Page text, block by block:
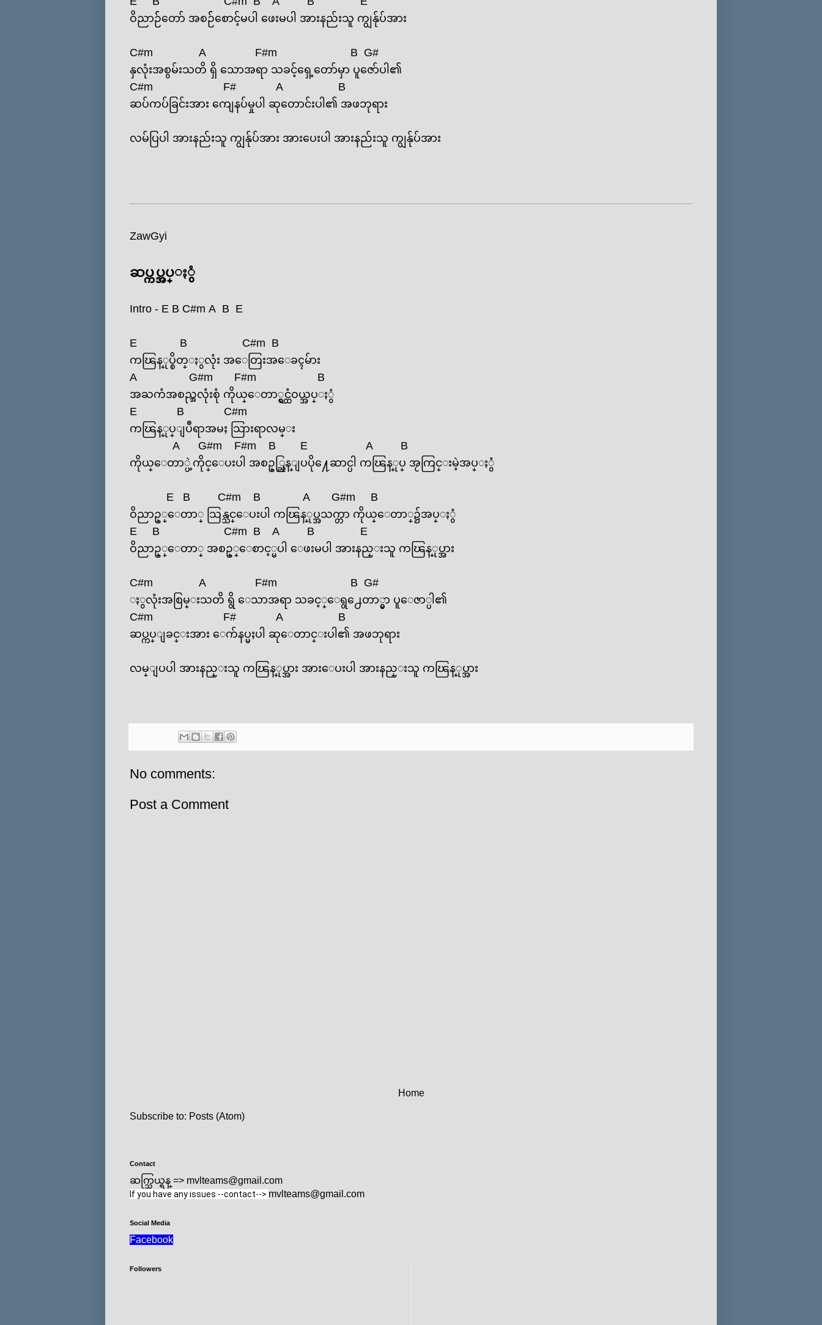
ဝိညာဉ််‌တော် အစဉ််‌စောင့်မပါ ‌ဖေးမပါ အားနည်းသူ ကျွန်ုပ်အား
C#m A F#m B G#
နှလုံးအစွမ်းသတိ ရှိ ‌သောအရာ သခင့်‌ရှေ့တော်မှာ ပူ‌ဇော်ပါ၏
C#m
F# A
B
ဆပ်ကပ်ခြင်းအား ‌ကျေနပ်မှုပါ ဆု‌တောင်းပါ၏ အဖဘုရား
လမ်ပြပါ အားနည်းသူ ကျွန်ုပ်အား အား‌ပေးပါ အားနည်းသူ ကျွန်ုပ်အား
ZawGyi
ဆပ္ကပ္အပ္ႏွံ
Intro - E B C#m A B E
E B C#m B
ကၽြန္ုပ္စိတ္ႏွလုံး အ‌ေတြးအ‌ေခၚမ်ား
A
G#m F#m
B
အႀကံအစည္အလုံးစုံ ကိုယ္‌ေတာ္ရွင္ထံဝယ္အပ္ႏွံ
E
B
C#m
ကၽြန္ုပ္ျပဳရာအမႈ သြားရာလမ္း
A
G#m F#m B E A
B
ကိုယ္‌ေတာ္ပဲ့ကိုင္‌ေပးပါ အစဥ္္ညြန္ျပပို႔ေဆာင္ပါ ကၽြန္ုပ္ အႂကြင္းမဲ့အပ္ႏွံ
E B C#m B A G#m
B
ဝိညာဥ္္‌ေတာ္ သြန္သင္‌ေပးပါ ကၽြန္ုပ္အသက္တာ ကိုယ္‌ေတာ္၌အပ္ႏွံ
E
B C#m B A B
E
ဝိညာဥ္္‌ေတာ္ အစဥ္္‌ေစာင့္မပါ ‌ေဖးမပါ အားနည္းသူ ကၽြန္ုပ္အား
C#m A F#m B G#
ႏွလုံးအစြမ္းသတိ ရွိ ‌ေသာအရာ သခင့္‌ေရွ႕ေတာ္မွာ ပူ‌ေဇာ္ပါ၏
C#m
F# A
B
ဆပ္ကပ္ျခင္းအား ‌ေက်နပ္မႈပါ ဆု‌ေတာင္းပါ၏ အဖဘုရား
လမ္ျပပါ အားနည္းသူ ကၽြန္ုပ္အား အား‌ေပးပါ အားနည္းသူ ကၽြန္ုပ္အား
No comments:
Post a Comment
Home
Subscribe to: Posts (Atom)
Contact
ဆက္သြယ္ရန္ => mvlteams@gmail.com
If you have any issues --contact--> mvlteams@gmail.com
Social Media
Facebook
Followers